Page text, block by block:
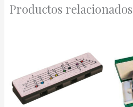
Productos relacionados